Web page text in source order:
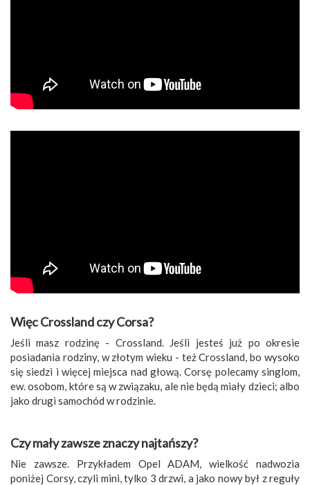
Więc Crossland czy Corsa?
Jeśli masz rodzinę - Crossland. Jeśli jesteś już po okresie
posiadania rodziny, w złotym wieku - też Crossland, bo wysoko
się siedzi i więcej miejsca nad głową. Corsę polecamy singlom,
ew. osobom, które są w związaku, ale nie będą miały dzieci; albo
jako drugi samochód w rodzinie.
Czy mały zawsze znaczy najtańszy?
Nie zawsze. Przykładem Opel ADAM, wielkość nadwozia
poniżej Corsy, czyli mini, tylko 3 drzwi, a jako nowy był z reguły